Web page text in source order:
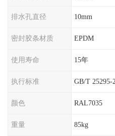
排水孔直径 10mm
密封胶条材质 EPDM
使用寿命 15年
执行标准 GB/T 25295-
颜色 RAL7035
重量 85kg